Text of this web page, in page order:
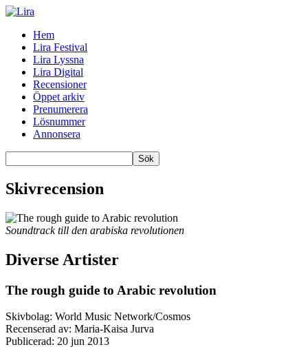
Hem
Lira Festival
Lira Lyssna
Lira Digital
Recensioner
Öppet arkiv
Prenumerera
Lösnummer
Annonsera
Skivrecension
Soundtrack till den arabiska revolutionen
Diverse Artister
The rough guide to Arabic revolution
Skivbolag: World Music Network/Cosmos
Recenserad av: Maria-Kaisa Jurva
Publicerad: 20 jun 2013